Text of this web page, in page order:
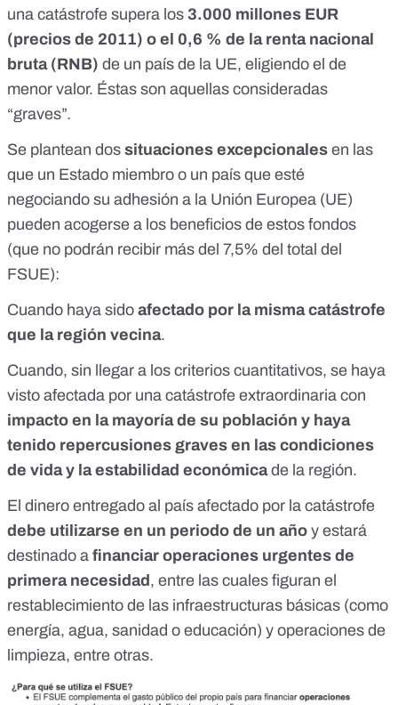
una catástrofe supera los 3.000 millones EUR
(precios de 2011) o el 0,6 % de la renta nacional
bruta (RNB) de un país de la UE, eligiendo el de
menor valor. Éstas son aquellas consideradas
“graves”.
Se plantean dos situaciones excepcionales en las
que un Estado miembro o un país que esté
negociando su adhesión a la Unión Europea (UE)
pueden acogerse a los beneficios de estos fondos
(que no podrán recibir más del 7,5% del total del
FSUE):
Cuando haya sido afectado por la misma catástrofe
que la región vecina.
Cuando, sin llegar a los criterios cuantitativos, se haya
visto afectada por una catástrofe extraordinaria con
impacto en la mayoría de su población y haya
tenido repercusiones graves en las condiciones
de vida y la estabilidad económicade la región.
El dinero entregado al país afectado por la catástrofe
debe utilizarse en un periodo de un año y estará
destinado a financiar operaciones urgentes de
primera necesidad , entre las cuales figuran el
restablecimiento de las infraestructuras básicas (como
energía, agua, sanidad o educación) y operaciones de
limpieza, entre otras.